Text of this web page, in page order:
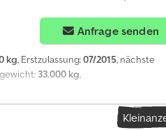
Anfrage senden
kg, Erstzulassung:07/2015, nächste
33.000 kg,